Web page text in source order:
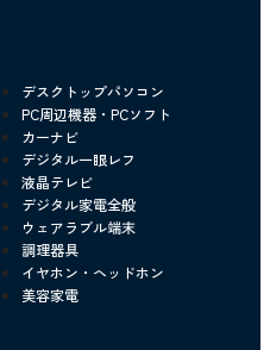
デスクトップパソコン
PC周辺機器・PCソフト
カーナビ
デジタル一眼レフ
液晶テレビ
デジタル家電全般
ウェアラブル端末
調理器具
イヤホン・ヘッドホン
美容家電